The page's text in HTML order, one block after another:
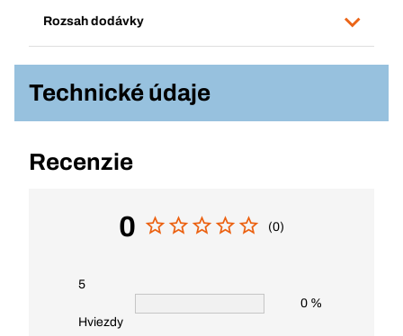
Rozsah dodávky
Technické údaje
Recenzie
0 (0)
5
Hviezdy
0 %